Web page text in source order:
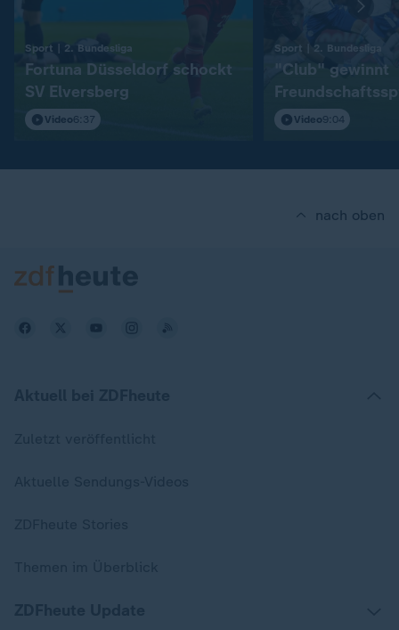
Sport | 2. Bundesliga
Fortuna Düsseldorf schockt
SV Elversberg
Video6:37
Sport | 2. Bundesliga
"Club" gewinnt
S04Video9:04
nach oben